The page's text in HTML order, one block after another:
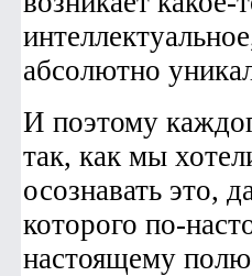
абсолютно
И поэтому
так, как мы
осознавать это,
которого по-
настоящему